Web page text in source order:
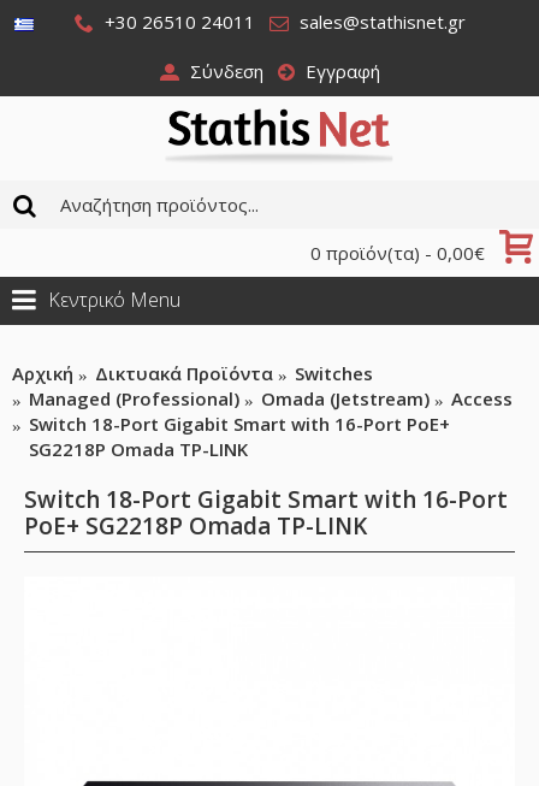
+30 26510 24011 sales@stathisnet.gr
Σύνδεση Εγγραφή
0 προϊόν(τα) - 0,00€
Κεντρικό Menu
Αρχική Δικτυακά Προϊόντα
Switches
Managed (Professional)
Omada (Jetstream)
Access
Switch 18-Port Gigabit Smart with 16-Port PoE+
SG2218P Omada TP-LINK
Switch 18-Port Gigabit Smart with 16-Port
PoE+ SG2218P Omada TP-LINK